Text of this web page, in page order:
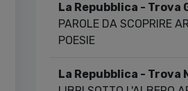
La Repubblica - Trova
PAROLE DA SCOPRIRE
POESIE
La Repubblica - Trova